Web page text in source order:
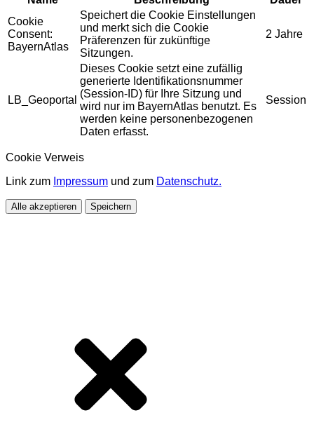
Cookie
Consent:
BayernAtlas
Speichert die Cookie Einstellungen
und merkt sich die Cookie
Präferenzen für zukünftige
Sitzungen.
2 Jahre
LB_Geoportal
Dieses Cookie setzt eine zufällig
generierte Identifikationsnummer
(Session-ID) für Ihre Sitzung und
wird nur im BayernAtlas benutzt. Es
werden keine personenbezogenen
Daten erfasst.
Session
Cookie Verweis
Link zum Impressum und zum Datenschutz.
Alle akzeptieren Speichern